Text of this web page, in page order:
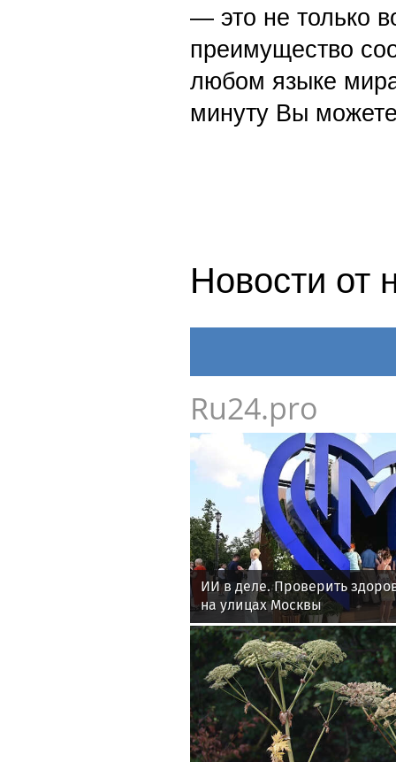
— это не только
преимущество
любом языке
минуту Вы
Новости от
Ru24.pro
ИИ в деле. Проверить
на улицах Москвы